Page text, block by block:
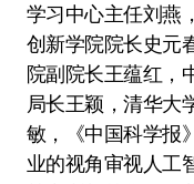
学习中心主任刘燕
创新学院院长史元
院副院长王蕴红，
局长王颖，清华大
敏，《中国科学报
业的视角审视人工